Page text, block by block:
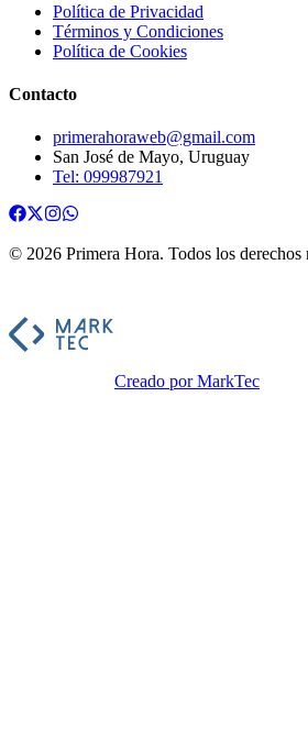
Política de Privacidad
Términos y Condiciones
Política de Cookies
Contacto
primerahoraweb@gmail.com
San José de Mayo, Uruguay
Tel: 099987921
© 2026 Primera Hora. Todos los derechos
Creado por MarkTec